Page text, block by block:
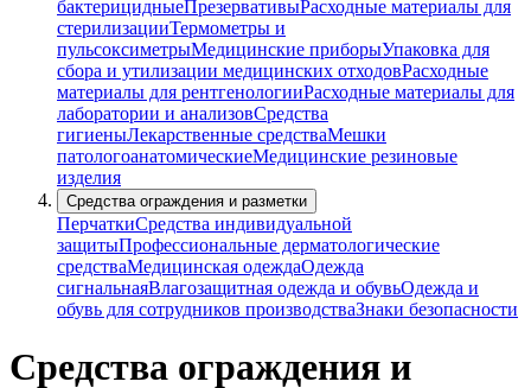
бактерицидныеПрезервативыРасходные материалы для
стерилизацииТермометры и
пульсоксиметрыМедицинские приборыУпаковка для
сбора и утилизации медицинских отходовРасходные
материалы для рентгенологииРасходные материалы для
лаборатории и анализовСредства
гигиеныЛекарственные средстваМешки
патологоанатомическиеМедицинские резиновые
изделия
Средства ограждения и разметки
ПерчаткиСредства индивидуальной
защитыПрофессиональные дерматологические
средстваМедицинская одеждаОдежда
сигнальнаяВлагозащитная одежда и обувьОдежда и
обувь для сотрудников производстваЗнаки безопасности
Средства ограждения и